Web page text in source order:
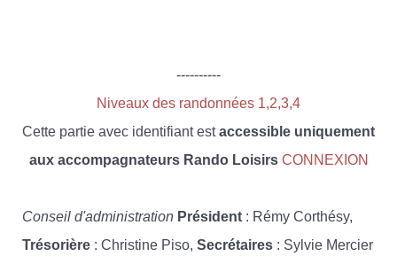
----------
Niveaux des randonnées 1,2,3,4
Cette partie avec identifiant estaccessible uniquement
aux accompagnateurs Rando Loisirs CONNEXION
Conseil d'administration Président : Rémy Corthésy,
Trésorière : Christine Piso, Secrétaires : Sylvie Mercier